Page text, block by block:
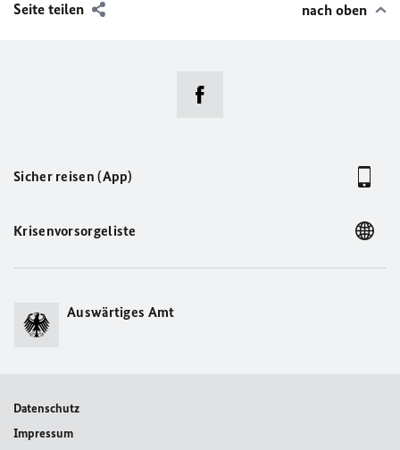
Seite teilen nach oben
Sicher reisen (App)
Krisenvorsorgeliste
Auswärtiges Amt
Datenschutz
Impressum